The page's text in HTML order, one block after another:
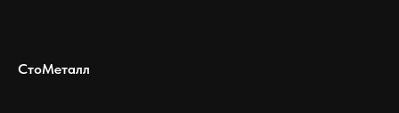
СтоМеталл